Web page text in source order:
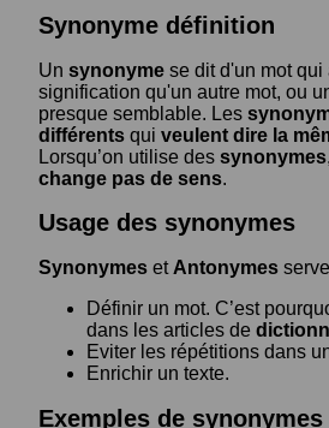
Synonyme définition
Un synonyme se dit d'un mot qui
signification qu'un autre mot, ou
presque semblable. Les
différents qui veulent dire la
Lorsqu’on utilise des synonymes
change pas de sens.
Usage des synonymes
Synonymes et Antonymes
Définir un mot. C’est
dans les articles de
Eviter les répétitions dans
Enrichir un texte.
Exemples de synonymes